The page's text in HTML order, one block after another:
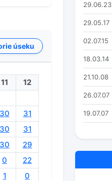
úseku
11
12
30
31
30
31
30
29
0
22
1
0
29.06.23
29.05.17
02.07.15
18.03.14
21.10.08
26.07.07
19.07.07